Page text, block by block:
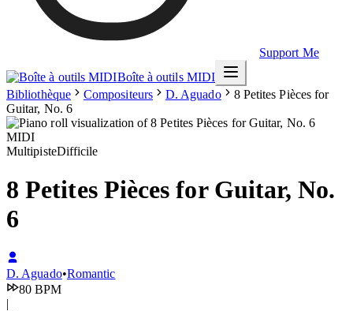
Support Me
Boîte à outils MIDI
Bibliothèque
Compositeurs D. Aguado
8 Petites Pièces for
Guitar, No. 6
MultipisteDifficile
8 Petites Pièces for Guitar, No.
6
D. Aguado•Romantic
80 BPM
|